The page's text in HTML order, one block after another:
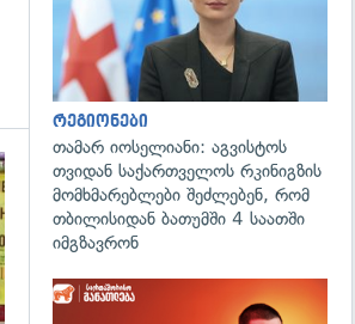
გადახედვა
რეგიონები
თამარ იოსელიანი: აგვისტოს
თვიდან საქართველოს რკინიგზის
მომხმარებლები შეძლებენ, რომ
თბილისიდან ბათუმში 4 საათში
იმგზავრონ